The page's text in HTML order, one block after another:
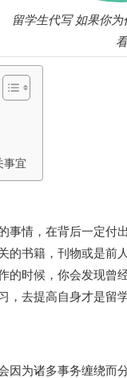
留学生代写 如果你
看
事宜
情，在背后一定付
的书籍，刊物或是前
的时候，你会发现曾
，去提高自身才是留
因为诸多事务缠绕而